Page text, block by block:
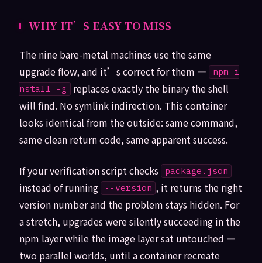
WHY IT’S EASY TO MISS
The nine bare-metal machines use the same
upgrade flow, and it’s correct for them —
npm i
nstall -g
replaces exactly the binary the shell
will find. No symlink indirection. This container
looks identical from the outside: same command,
same clean return code, same apparent success.
If your verification script checks package.json
instead of running --version , it returns the right
version number and the problem stays hidden. For
a stretch, upgrades were silently succeeding in the
npm layer while the image layer sat untouched —
two parallel worlds, until a container recreate